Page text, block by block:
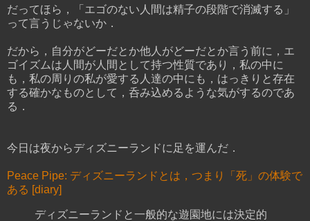
だってほら，「エゴのない人間は精子の段階で消滅する」
って言うじゃないか．
だから，自分がどーだとか他人がどーだとか言う前に，エ
ゴイズムは人間が人間として持つ性質であり，私の中に
も，私の周りの私が愛する人達の中にも，はっきりと存在
する確かなものとして，呑み込めるような気がするのであ
る．
今日は夜からディズニーランドに足を運んだ．
Peace Pipe: ディズニーランドとは，つまり「死」の体験で
ある [diary]
ディズニーランドと一般的な遊園地には決定的